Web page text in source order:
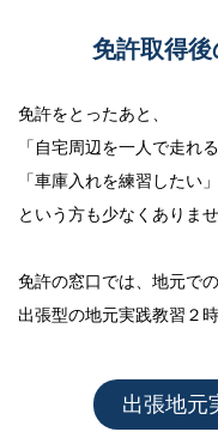
免許取得後
免許をとったあと、
「自宅周辺を一人で走れ
「車庫入れを練習したい」
という方も少なくありませ
免許の窓口では、地元で
出張型の地元実践教習２
出張地元